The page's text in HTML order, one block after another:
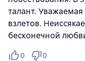
талант.
взлетов.
бесконечной
0 0